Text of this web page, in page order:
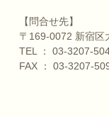
【問合せ先】
〒169-0072 新宿
TEL ： 03-3207-
FAX ： 03-3207-